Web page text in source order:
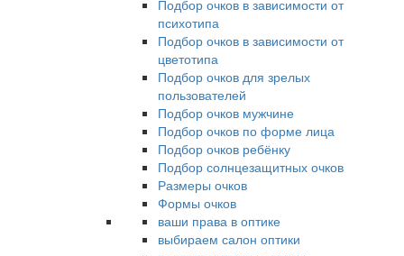
Подбор очков в зависимости от
психотипа
Подбор очков в зависимости от
цветотипа
Подбор очков для зрелых
пользователей
Подбор очков мужчине
Подбор очков по форме лица
Подбор очков ребёнку
Подбор солнцезащитных очков
Размеры очков
Формы очков
ваши права в оптике
выбираем салон оптики